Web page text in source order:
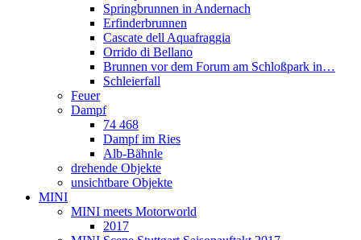
Springbrunnen in Andernach
Erfinderbrunnen
Cascate dell Aquafraggia
Orrido di Bellano
Brunnen vor dem Forum am Schloßpark in…
Schleierfall
Feuer
Dampf
74 468
Dampf im Ries
Alb-Bähnle
drehende Objekte
unsichtbare Objekte
MINI
MINI meets Motorworld
2017